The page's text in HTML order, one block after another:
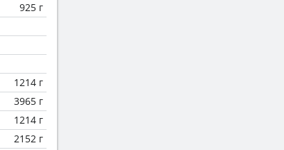
925 г
1214 г
3965 г
1214 г
2152 г